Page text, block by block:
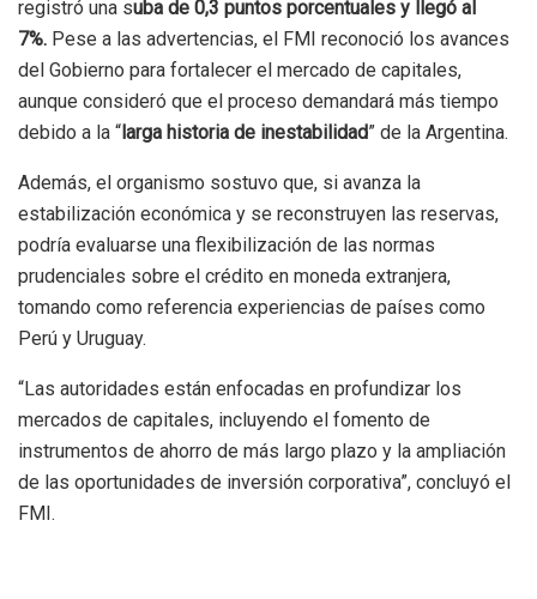
registró una suba de 0,3 puntos porcentuales y llegó al
7%. Pese a las advertencias, el FMI reconoció los avances
del Gobierno para fortalecer el mercado de capitales,
aunque consideró que el proceso demandará más tiempo
debido a la “larga historia de inestabilidad” de la Argentina.
Además, el organismo sostuvo que, si avanza la
estabilización económica y se reconstruyen las reservas,
podría evaluarse una flexibilización de las normas
prudenciales sobre el crédito en moneda extranjera,
tomando como referencia experiencias de países como
Perú y Uruguay.
“Las autoridades están enfocadas en profundizar los
mercados de capitales, incluyendo el fomento de
instrumentos de ahorro de más largo plazo y la ampliación
de las oportunidades de inversión corporativa”, concluyó el
FMI.